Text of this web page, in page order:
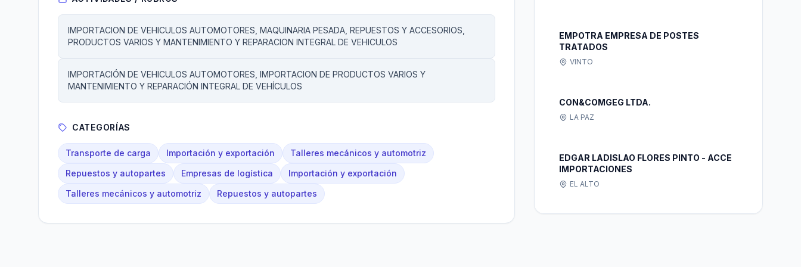
IMPORTACION DE VEHICULOS AUTOMOTORES, MAQUINARIA PESADA, REPUESTOS Y ACCESORIOS,
PRODUCTOS VARIOS Y MANTENIMIENTO Y REPARACION INTEGRAL DE VEHICULOS
IMPORTACIÓN DE VEHICULOS AUTOMOTORES, IMPORTACION DE PRODUCTOS VARIOS Y
MANTENIMIENTO Y REPARACIÓN INTEGRAL DE VEHÍCULOS
CATEGORÍAS
Transporte de carga Importación y exportación
Talleres mecánicos y automotriz
Repuestos y autopartes
Empresas de logística
Importación y exportación
Talleres mecánicos y automotriz
Repuestos y autopartes
EMPOTRA EMPRESA DE POSTES
TRATADOS
VINTO
CON&COMGEG LTDA.
LA PAZ
EDGAR LADISLAO FLORES PINTO - ACCE
IMPORTACIONES
EL ALTO